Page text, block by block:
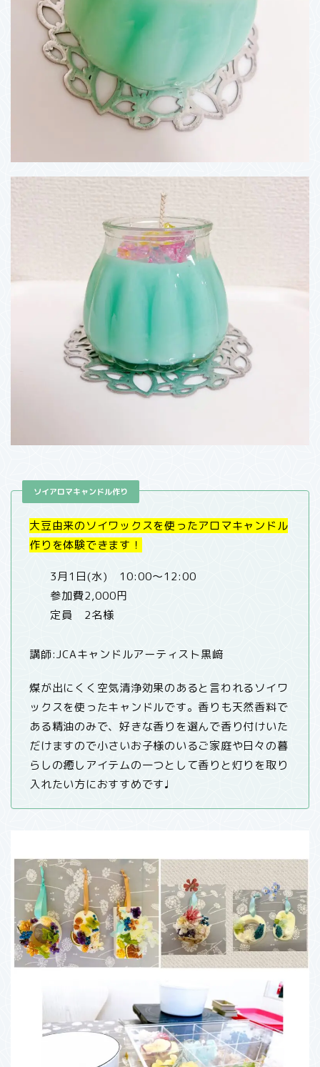
ソイアロマキャンドル作り
大豆由来のソイワックスを使ったアロマキャンドル
作りを体験できます！
3月1日(水) 10:00〜12:00
参加費2,000円
定員 2名様
講師:JCAキャンドルアーティスト黒﨑
煤が出にくく空気清浄効果のあると言われるソイワ
ックスを使ったキャンドルです。香りも天然香料で
ある精油のみで、好きな香りを選んで香り付けいた
だけますので小さいお子様のいるご家庭や日々の暮
らしの癒しアイテムの一つとして香りと灯りを取り
入れたい方におすすめです♩